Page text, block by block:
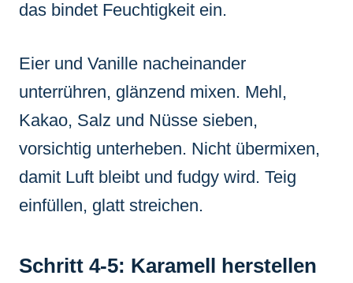
das bindet Feuchtigkeit ein.
Eier und Vanille nacheinander
unterrühren, glänzend mixen. Mehl,
Kakao, Salz und Nüsse sieben,
vorsichtig unterheben. Nicht übermixen,
damit Luft bleibt und fudgy wird. Teig
einfüllen, glatt streichen.
Schritt 4-5: Karamell herstellen